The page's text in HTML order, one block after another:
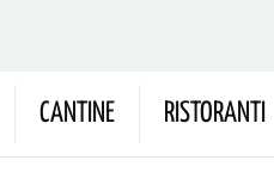
CANTINE RISTORANTI